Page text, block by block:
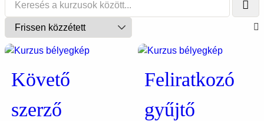
Követő
szerző
Feliratkozó
gyűjtő